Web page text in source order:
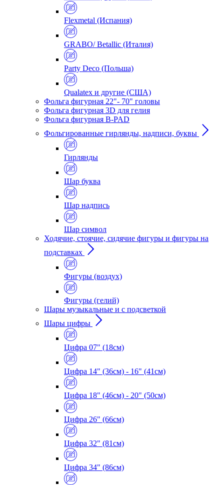
Flexmetal (Испания)
GRABO/ Betallic (Италия)
Party Deco (Польша)
Qualatex и другие (США)
Фольга фигурная 22"- 70" головы
Фольга фигурная 3D для гелия
Фольга фигурная B-PAD
Фольгированные гирлянды, надписи, буквы
Гирлянды
Шар буква
Шар надпись
Шар символ
Ходячие, стоячие, сидячие фигуры и фигуры на
подставках
Фигуры (воздух)
Фигуры (гелий)
Шары музыкальные и с подсветкой
Шары цифры
Цифра 07" (18см)
Цифра 14" (36см) - 16" (41см)
Цифра 18" (46см) - 20" (50см)
Цифра 26" (66см)
Цифра 32" (81см)
Цифра 34" (86см)